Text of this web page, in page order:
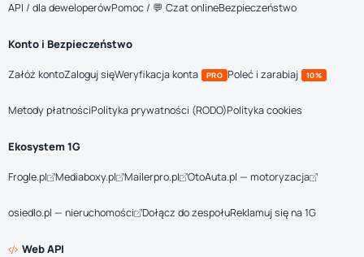
API / dla deweloperówPomoc / 💬 Czat onlineBezpieczeństwo
Konto i Bezpieczeństwo
Załóż kontoZaloguj sięWeryfikacja konta PRO Poleć i zarabiaj 10%
Metody płatnościPolityka prywatności (RODO)Polityka cookies
Ekosystem 1G
Frogle.pl Mediaboxy.pl Mailerpro.pl OtoAuta.pl — motoryzacja
osiedlo.pl — nieruchomości Dołącz do zespołuReklamuj się na 1G
Web API